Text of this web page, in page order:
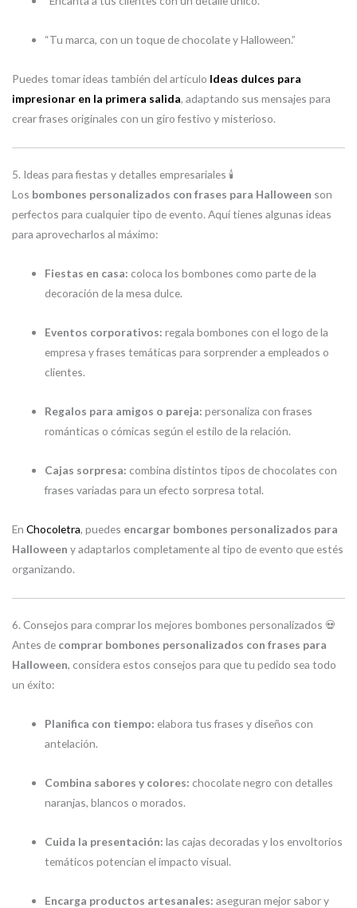
“Tu marca, con un toque de chocolate y Halloween.”
Puedes tomar ideas también del artículo Ideas dulces para
impresionar en la primera salida, adaptando sus mensajes para
crear frases originales con un giro festivo y misterioso.
5. Ideas para fiestas y detalles empresariales 🕯️
Los bombones personalizados con frases para Halloween son
perfectos para cualquier tipo de evento. Aquí tienes algunas ideas
para aprovecharlos al máximo:
Fiestas en casa: coloca los bombones como parte de la
decoración de la mesa dulce.
Eventos corporativos: regala bombones con el logo de la
empresa y frases temáticas para sorprender a empleados o
clientes.
Regalos para amigos o pareja: personaliza con frases
románticas o cómicas según el estilo de la relación.
Cajas sorpresa: combina distintos tipos de chocolates con
frases variadas para un efecto sorpresa total.
En Chocoletra, puedes encargar bombones personalizados para
Halloween y adaptarlos completamente al tipo de evento que estés
organizando.
6. Consejos para comprar los mejores bombones personalizados 💀
Antes de comprar bombones personalizados con frases para
Halloween, considera estos consejos para que tu pedido sea todo
un éxito:
Planifica con tiempo: elabora tus frases y diseños con
antelación.
Combina sabores y colores: chocolate negro con detalles
naranjas, blancos o morados.
Cuida la presentación: las cajas decoradas y los envoltorios
temáticos potencian el impacto visual.
Encarga productos artesanales: aseguran mejor sabor y